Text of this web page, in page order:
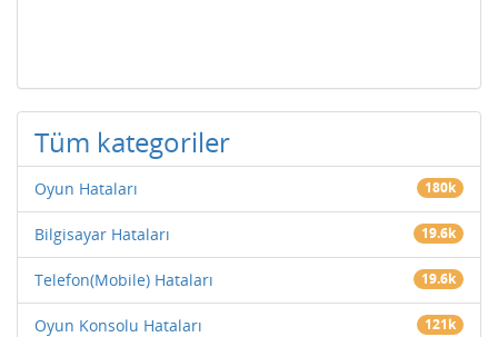
Tüm kategoriler
Oyun Hataları 180k
Bilgisayar Hataları 19.6k
Telefon(Mobile) Hataları 19.6k
Oyun Konsolu Hataları 121k